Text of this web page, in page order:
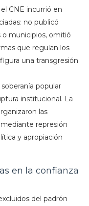
CNE incurrió en
no publicó
o municipios, omitió
que regulan los
una transgresión
popular
institucional. La
las
represión
y apropiación
en la confianza
del padrón